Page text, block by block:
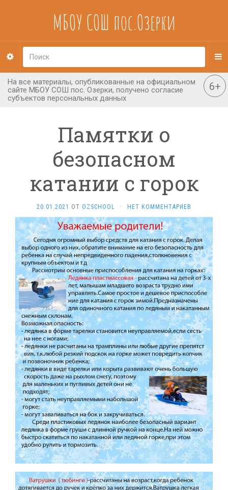
МБОУ СОШ пос.Озерки
Памятки о
безопасном
катании с горок
20.01.2021 ОТ OZSCHOOL · НЕТ КОММЕНТАРИЕВ